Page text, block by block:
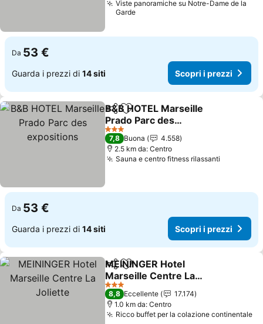
Viste panoramiche su Notre-Dame de la
Garde
Da 53 €
Guarda i prezzi di 14 siti Scopri i prezzi
CondividiAggiungi ai preferiti
B&B HOTEL Marseille
Prado Parc des
expositions
Scopri i prezzi
3 Stelle
7,8 Buona
4.558
2.5 km da: Centro
Sauna e centro fitness rilassanti
Da 53 €
Guarda i prezzi di 14 siti Scopri i prezzi
CondividiAggiungi ai preferiti
MEININGER Hotel
Marseille Centre La
Joliette
Scopri i prezzi
3 Stelle
8,8 Eccellente
17.174
1.0 km da: Centro
Ricco buffet per la colazione continentale